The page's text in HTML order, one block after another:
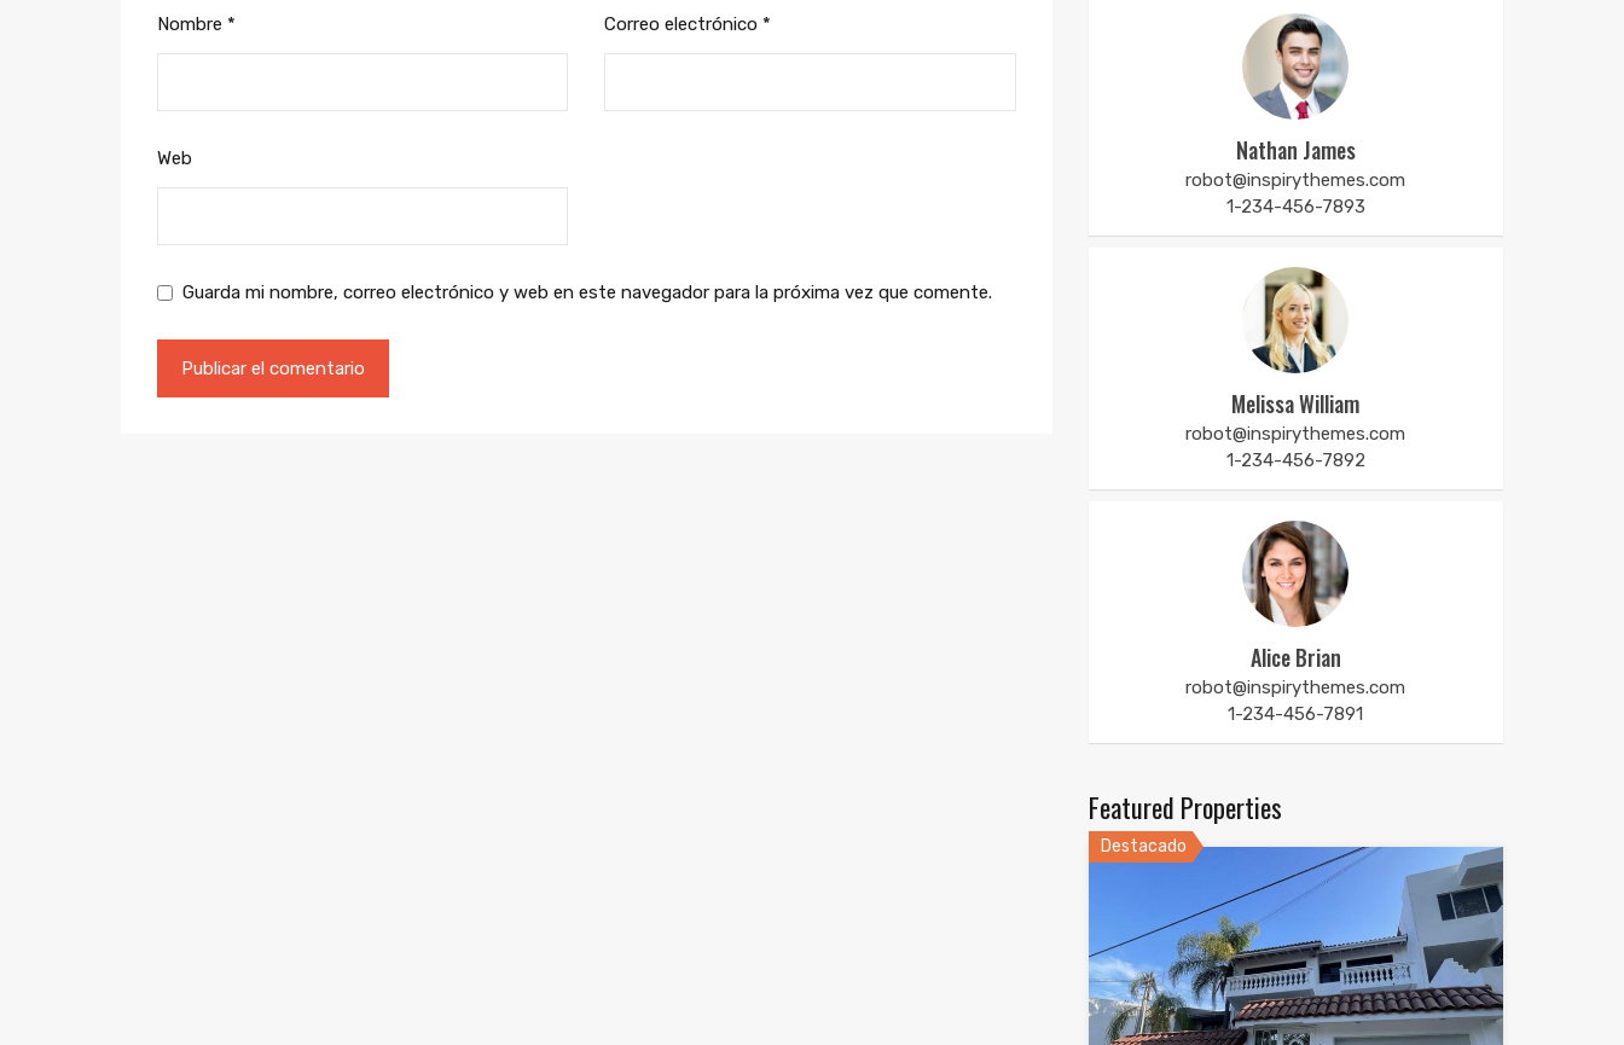
Nombre * Correo electrónico *
Web
Guarda mi nombre, correo electrónico y web en este navegador para la próxima vez que comente.
Nathan James
robot@inspirythemes.com
1-234-456-7893
Melissa William
robot@inspirythemes.com
1-234-456-7892
Alice Brian
robot@inspirythemes.com
1-234-456-7891
Featured Properties
Destacado